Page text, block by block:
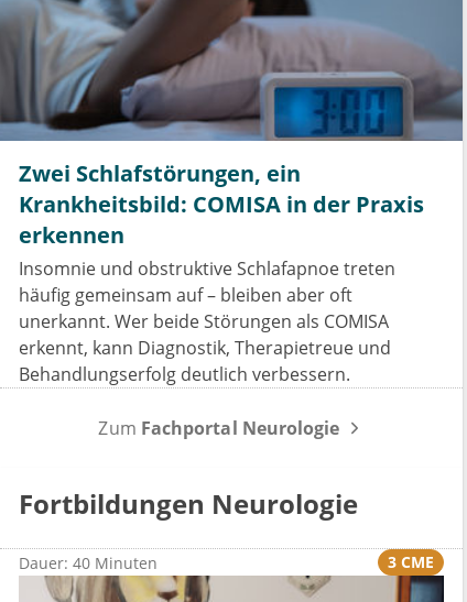
Zwei Schlafstörungen, ein
Krankheitsbild: COMISA in der Praxis
erkennen
Insomnie und obstruktive Schlafapnoe treten
häufig gemeinsam auf – bleiben aber oft
unerkannt. Wer beide Störungen als COMISA
erkennt, kann Diagnostik, Therapietreue und
Behandlungserfolg deutlich verbessern.
Zum Fachportal Neurologie
Fortbildungen Neurologie
Dauer: 40 Minuten 3 CME